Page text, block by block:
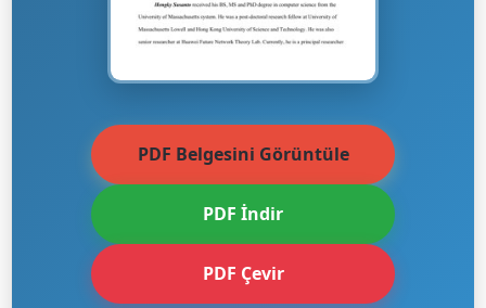
PDF Belgesini Görüntüle
PDF İndir
PDF Çevir